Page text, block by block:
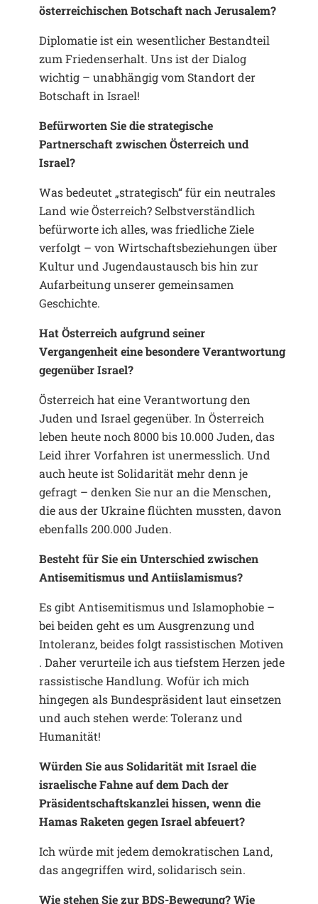
österreichischen Botschaft nach Jerusalem?
Diplomatie ist ein wesentlicher Bestandteil
zum Friedenserhalt. Uns ist der Dialog
wichtig – unabhängig vom Standort der
Botschaft in Israel!
Befürworten Sie die strategische
Partnerschaft zwischen Österreich und
Israel?
Was bedeutet „strategisch“ für ein neutrales
Land wie Österreich? Selbstverständlich
befürworte ich alles, was friedliche Ziele
verfolgt – von Wirtschaftsbeziehungen über
Kultur und Jugendaustausch bis hin zur
Aufarbeitung unserer gemeinsamen
Geschichte.
Hat Österreich aufgrund seiner
Vergangenheit eine besondere Verantwortung
gegenüber Israel?
Österreich hat eine Verantwortung den
Juden und Israel gegenüber. In Österreich
leben heute noch 8000 bis 10.000 Juden, das
Leid ihrer Vorfahren ist unermesslich. Und
auch heute ist Solidarität mehr denn je
gefragt – denken Sie nur an die Menschen,
die aus der Ukraine flüchten mussten, davon
ebenfalls 200.000 Juden.
Besteht für Sie ein Unterschied zwischen
Antisemitismus und Antiislamismus?
Es gibt Antisemitismus und Islamophobie –
bei beiden geht es um Ausgrenzung und
Intoleranz, beides folgt rassistischen Motiven
. Daher verurteile ich aus tiefstem Herzen jede
rassistische Handlung. Wofür ich mich
hingegen als Bundespräsident laut einsetzen
und auch stehen werde: Toleranz und
Humanität!
Würden Sie aus Solidarität mit Israel die
israelische Fahne auf dem Dach der
Präsidentschaftskanzlei hissen, wenn die
Hamas Raketen gegen Israel abfeuert?
Ich würde mit jedem demokratischen Land,
das angegriffen wird, solidarisch sein.
Wie stehen Sie zur BDS-Bewegung? Wie